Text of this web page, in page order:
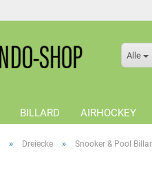
Alle
BILLARD AIRHOCKEY
» Dreiecke » Snooker & Pool